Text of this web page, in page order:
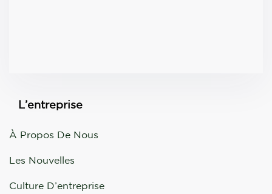
L’entreprise
À Propos De Nous
Les Nouvelles
Culture D’entreprise